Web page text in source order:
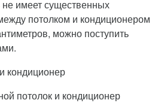
не имеет существенных
потолком и кондиционером
можно поступить
потолок и кондиционер